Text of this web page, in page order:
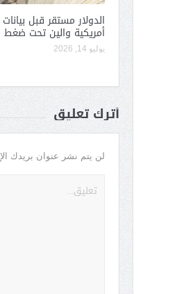
الدولار مستقر قبل
أمريكية والين تحت ضغط
يوليو 14, 2026
أترك تعليق
لن يتم نشر عنوان بريدك